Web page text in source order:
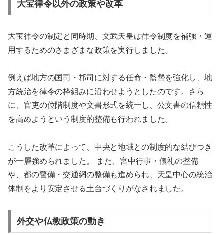
大宝律令以外の政策や改革
大宝律令の制定と同時期、文武天皇は律令制度を補強・運
用するためのさまざまな政策を実行しました。
例えば地方の国司・郡司に対する任命・監督を強化し、地
方統治を律令の枠組みに沿わせようとしたのです。さら
に、官吏の位階制度や文書形式を統一し、公文書の信頼性
を高めようという制度的整備も行われました。
こうした改革によって、中央と地域との制度的な結びつき
が一層強められました。 また、宮中行事・儀礼の整備
や、都の警備・交通網の整備も進められ、天皇中心の統治
体制をより安定させる土台づくりがなされました。
外交や仏教政策の動き